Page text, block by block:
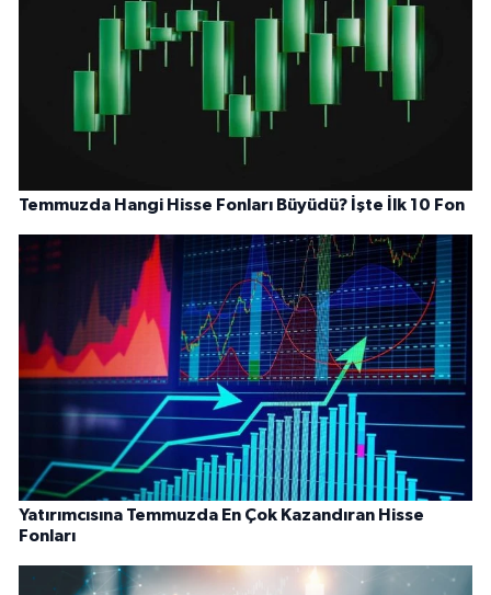
Temmuzda Hangi Hisse Fonları Büyüdü? İşte İlk 10 Fon
Yatırımcısına Temmuzda En Çok Kazandıran Hisse
Fonları